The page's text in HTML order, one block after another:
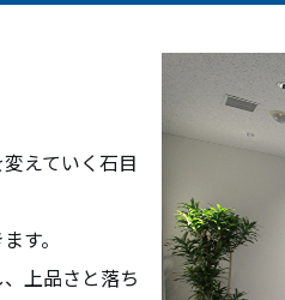
えていく石目
す。
上品さと落ち